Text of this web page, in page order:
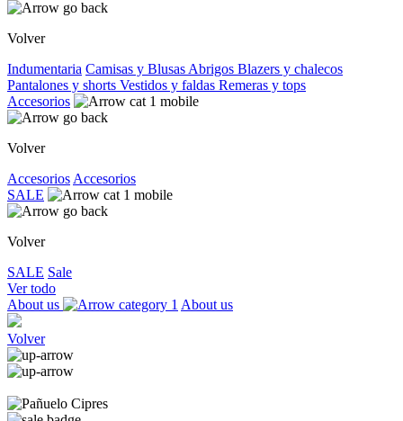
Volver
Indumentaria Camisas y Blusas Abrigos Blazers y chalecos
Pantalones y shorts Vestidos y faldas Remeras y tops
Accesorios
Volver
Accesorios Accesorios
SALE
Volver
SALE Sale
Ver todo
About us
About us
Volver